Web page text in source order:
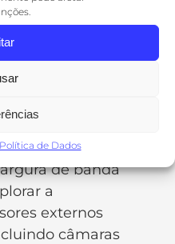
de Dados
realizados e
alcançados
do Wi-Fi
elétricas, mas
cenários
de banda
a
externos
câmaras